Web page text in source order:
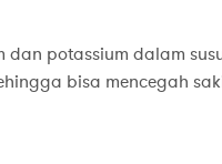
dan potassium dalam
bisa mencegah